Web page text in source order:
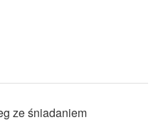
ze śniadaniem